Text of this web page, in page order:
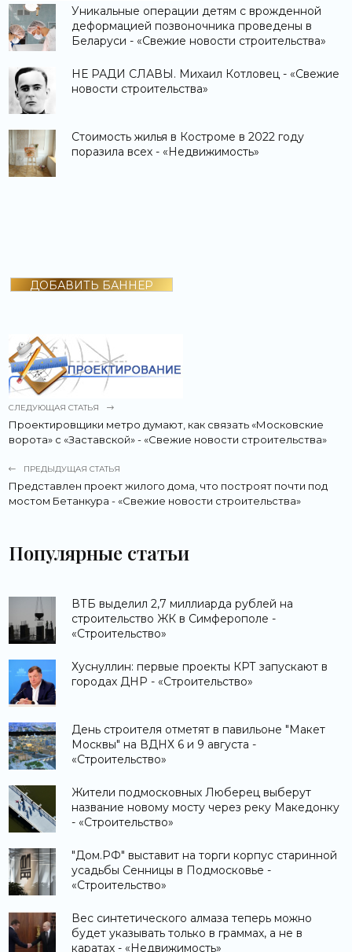
Уникальные операции детям с врожденной
деформацией позвоночника проведены в
Беларуси - «Свежие новости строительства»
НЕ РАДИ СЛАВЫ. Михаил Котловец - «Свежие
новости строительства»
Стоимость жилья в Костроме в 2022 году
поразила всех - «Недвижимость»
ДОБАВИТЬ БАННЕР
СЛЕДУЮЩАЯ СТАТЬЯ
Проектировщики метро думают, как связать «Московские
ворота» с «Заставской» - «Свежие новости строительства»
ПРЕДЫДУЩАЯ СТАТЬЯ
Представлен проект жилого дома, что построят почти под
мостом Бетанкура - «Свежие новости строительства»
Популярные статьи
ВТБ выделил 2,7 миллиарда рублей на
строительство ЖК в Симферополе -
«Строительство»
Хуснуллин: первые проекты КРТ запускают в
городах ДНР - «Строительство»
День строителя отметят в павильоне "Макет
Москвы" на ВДНХ 6 и 9 августа -
«Строительство»
Жители подмосковных Люберец выберут
название новому мосту через реку Македонку
- «Строительство»
"Дом.РФ" выставит на торги корпус старинной
усадьбы Сенницы в Подмосковье -
«Строительство»
Вес синтетического алмаза теперь можно
будет указывать только в граммах, а не в
каратах - «Недвижимость»